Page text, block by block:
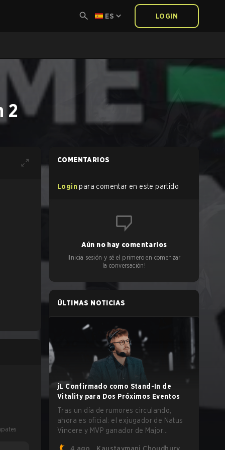
ES LOGIN
2
COMENTARIOS
Login para comentar en este partido
Aún no hay comentarios
¡Inicia sesión y sé el primero en comenzar
la conversación!
ÚLTIMAS NOTICIAS
jL Confirmado como Stand-In de
Vitality para Dos Próximos Eventos
Tras un día de rumores circulando,
ahora es oficial: el exjugador de Natus
Vincere y MVP ganador de Major